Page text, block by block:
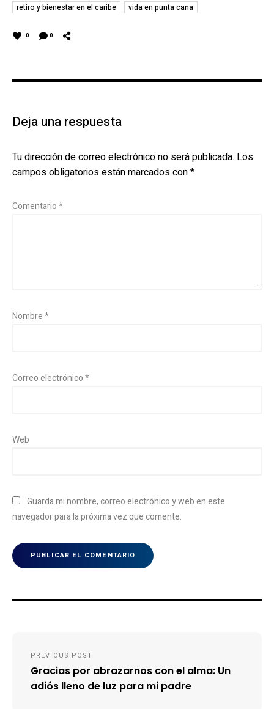
retiro y bienestar en el caribe
vida en punta cana
0 0
Deja una respuesta
Tu dirección de correo electrónico no será publicada. Los
campos obligatorios están marcados con*
Comentario*
Nombre*
Correo electrónico*
Web
Guarda mi nombre, correo electrónico y web en este
navegador para la próxima vez que comente.
entradas
PREVIOUS POST
Gracias por abrazarnos con el alma: Un
adiós lleno de luz para mi padre